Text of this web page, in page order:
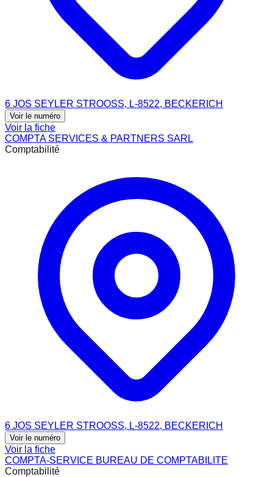
6 JOS SEYLER STROOSS, L-8522, BECKERICH
Voir le numéro
Voir la fiche
COMPTA SERVICES & PARTNERS SARL
Comptabilité
6 JOS SEYLER STROOSS, L-8522, BECKERICH
Voir le numéro
Voir la fiche
COMPTA-SERVICE BUREAU DE COMPTABILITE
Comptabilité